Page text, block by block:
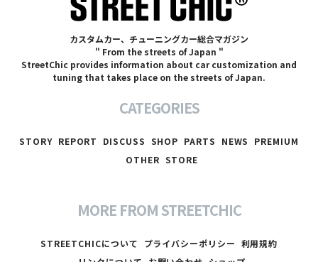
カスタムカー、チューニングカー総合マガジン
" From the streets of Japan "
StreetChic provides information about car customization and
tuning that takes place on the streets of Japan.
CATEGORIES
STORY REPORT DISCUSS SHOP PARTS NEWS
PREMIUM
OTHER STORE
MORE FROM STREETCHIC
STREETCHICについて プライバシーポリシー 利用規約